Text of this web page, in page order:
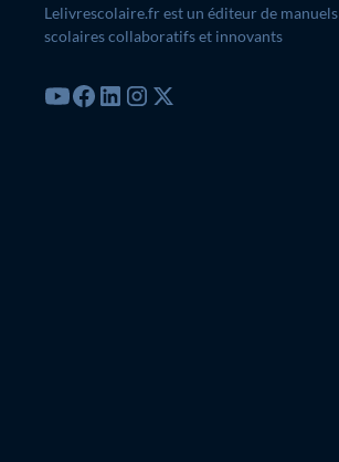
Lelivrescolaire.fr est un éditeur de manuels
scolaires collaboratifs et innovants